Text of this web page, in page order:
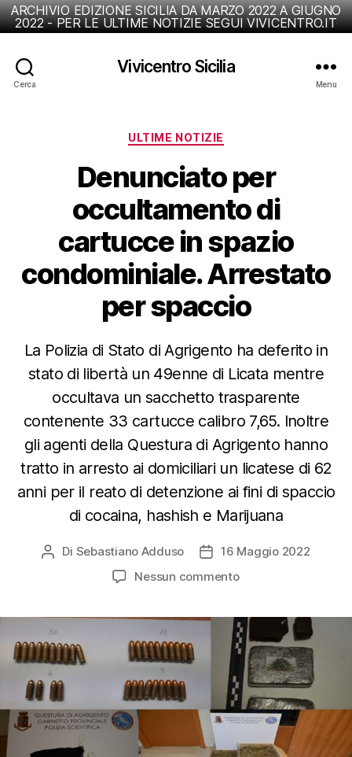
ARCHIVIO EDIZIONE SICILIA DA MARZO 2022 A GIUGNO
2022 - PER LE ULTIME NOTIZIE SEGUI VIVICENTRO.IT
Cerca
Vivicentro Sicilia
Menu
Categorie
ULTIME NOTIZIE
Denunciato per
occultamento di
cartucce in spazio
condominiale. Arrestato
per spaccio
La Polizia di Stato di Agrigento ha deferito in
stato di libertà un 49enne di Licata mentre
occultava un sacchetto trasparente
contenente 33 cartucce calibro 7,65. Inoltre
gli agenti della Questura di Agrigento hanno
tratto in arresto ai domiciliari un licatese di 62
anni per il reato di detenzione ai fini di spaccio
di cocaina, hashish e Marijuana
Autore
Di Sebastiano Adduso
Data16 Maggio 2022
Nessun commentosu
occultamento
di
cartucce
in
spazio
condominiale.
Arrestato
per